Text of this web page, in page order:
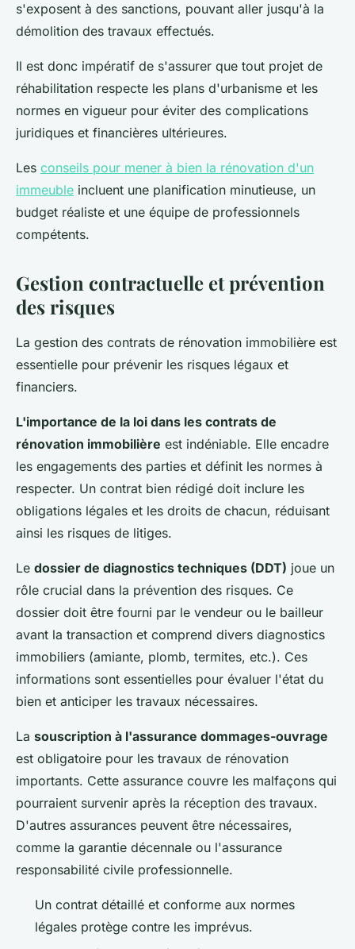
s'exposent à des sanctions, pouvant aller jusqu'à la
démolition des travaux effectués.
Il est donc impératif de s'assurer que tout projet de
réhabilitation respecte les plans d'urbanisme et les
normes en vigueur pour éviter des complications
juridiques et financières ultérieures.
Les conseils pour mener à bien la rénovation d'un
immeuble incluent une planification minutieuse, un
budget réaliste et une équipe de professionnels
compétents.
Gestion contractuelle et prévention
des risques
La gestion des contrats de rénovation immobilière est
essentielle pour prévenir les risques légaux et
financiers.
L'importance de la loi dans les contrats de
rénovation immobilière est indéniable. Elle encadre
les engagements des parties et définit les normes à
respecter. Un contrat bien rédigé doit inclure les
obligations légales et les droits de chacun, réduisant
ainsi les risques de litiges.
Le dossier de diagnostics techniques (DDT) joue un
rôle crucial dans la prévention des risques. Ce
dossier doit être fourni par le vendeur ou le bailleur
avant la transaction et comprend divers diagnostics
immobiliers (amiante, plomb, termites, etc.). Ces
informations sont essentielles pour évaluer l'état du
bien et anticiper les travaux nécessaires.
La souscription à l'assurance dommages-ouvrage
est obligatoire pour les travaux de rénovation
importants. Cette assurance couvre les malfaçons qui
pourraient survenir après la réception des travaux.
D'autres assurances peuvent être nécessaires,
comme la garantie décennale ou l'assurance
responsabilité civile professionnelle.
Un contrat détaillé et conforme aux normes
légales protège contre les imprévus.